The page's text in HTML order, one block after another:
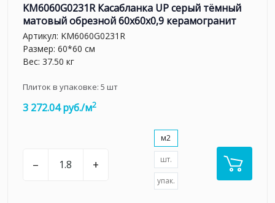
KM6060G0231R Касабланка UP серый тёмный
матовый обрезной 60x60x0,9 керамогранит
Артикул: KM6060G0231R
Размер: 60*60 см
Вес: 37.50 кг
Плиток в упаковке: 5 шт
3 272.04 руб./м2
– +
м2
шт.
упак.